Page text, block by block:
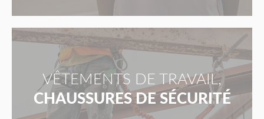
VÊTEMENTS DE TRAVAIL,
CHAUSSURES DE SÉCURITÉ